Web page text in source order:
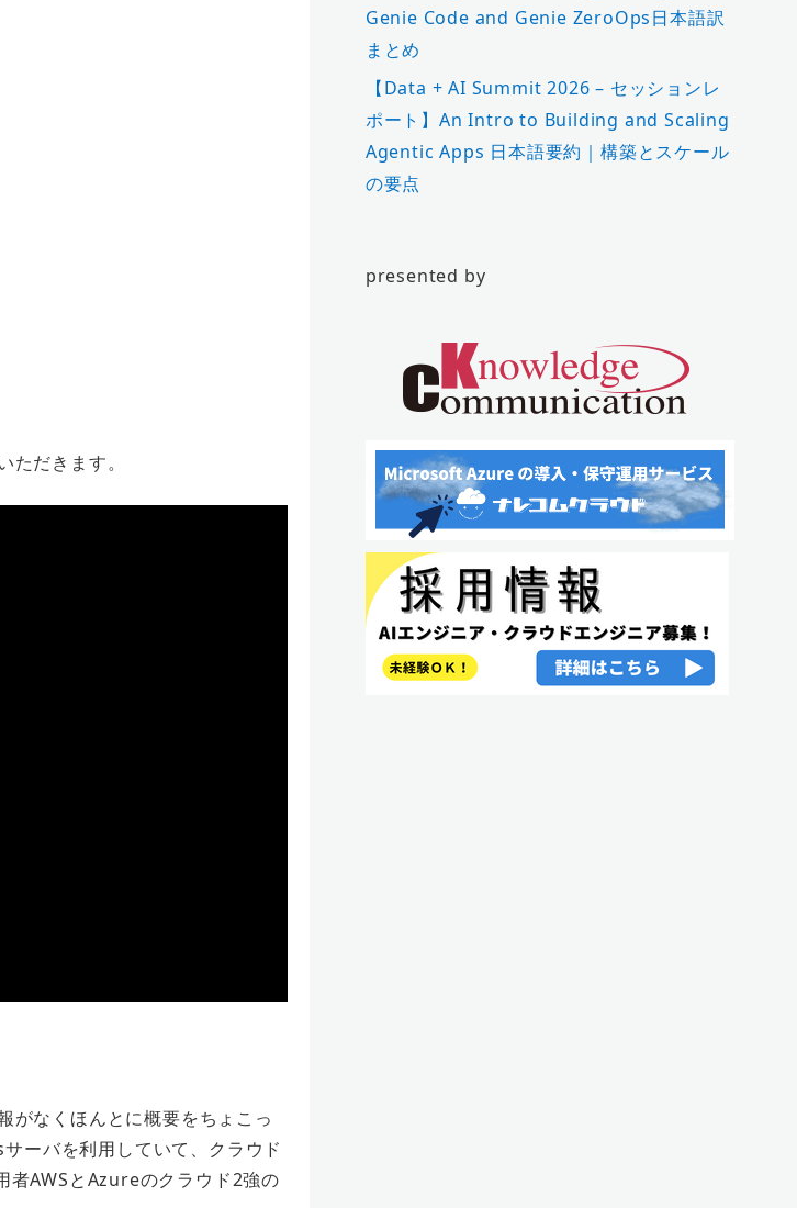
だきます。
がなくほんとに概要をちょこっ
ーバを利用していて、クラウド
者AWSとAzureのクラウド2強の
Genie Code and Genie ZeroOps日本語訳
まとめ
【Data + AI Summit 2026 – セッションレ
ポート】An Intro to Building and Scaling
Agentic Apps 日本語要約｜構築とスケール
の要点
presented by